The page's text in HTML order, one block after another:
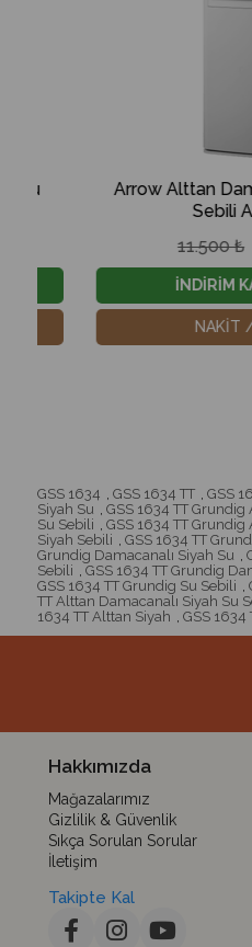
Arrow Alttan Damacanalı
Sebili AR3000B
9.000 ₺
İNDİRİM KAMPANYASI
NAKİT / HAVALE
GSS 1634
GSS 1634 TT GSS
Siyah Su
GSS 1634 TT
Su Sebili
GSS 1634 TT
Siyah Sebili
GSS 1634 TT
Grundig Damacanalı Siyah Su
Sebili
GSS 1634 TT Grundig
GSS 1634 TT Grundig Su Sebili
TT Alttan Damacanalı Siyah Su
1634 TT Alttan Siyah
GSS 1634
Hakkımızda
Mağazalarımız
Gizlilik & Güvenlik
Sıkça Sorulan Sorular
İletişim
Takipte Kal